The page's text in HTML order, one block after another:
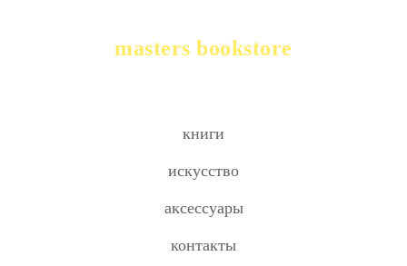
masters bookstore
книги
искусство
аксессуары
контакты